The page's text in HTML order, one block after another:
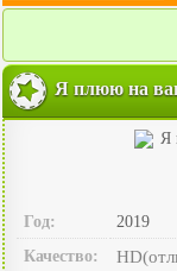
Я плюю на
Год:
2019
Качество: